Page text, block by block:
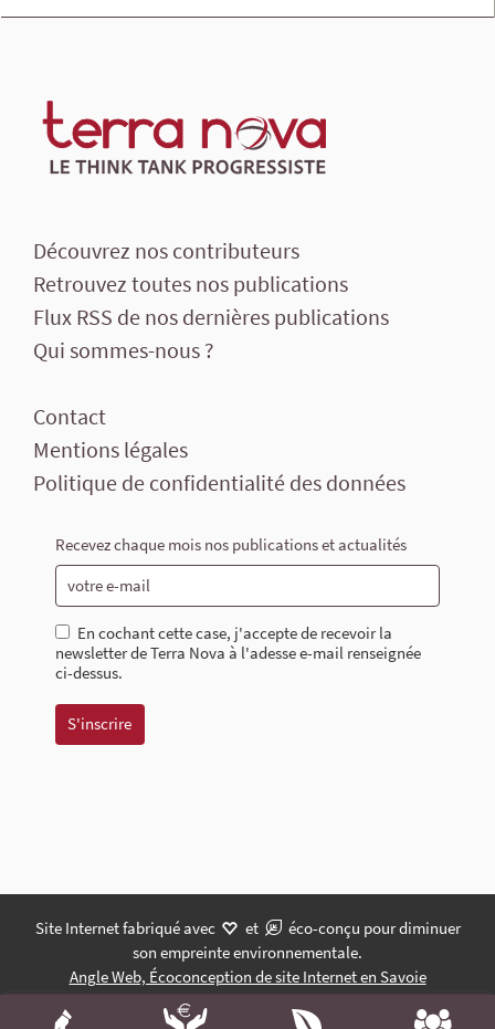
Découvrez nos contributeurs
Retrouvez toutes nos publications
Flux RSS de nos dernières publications
Qui sommes-nous ?
Contact
Mentions légales
Politique de confidentialité des données
Recevez chaque mois nos publications et actualités
En cochant cette case, j'accepte de recevoir la
newsletter de Terra Nova à l'adesse e-mail renseignée
ci-dessus.
Site Internet fabriqué avec et
éco-conçu pour diminuer
son empreinte environnementale.
Angle Web, Écoconception de site Internet en Savoie